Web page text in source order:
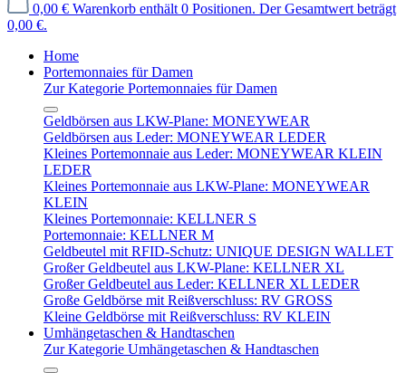
0,00 € Warenkorb enthält 0 Positionen. Der Gesamtwert beträgt
0,00 €.
Home
Portemonnaies für Damen
Zur Kategorie Portemonnaies für Damen
Geldbörsen aus LKW-Plane: MONEYWEAR
Geldbörsen aus Leder: MONEYWEAR LEDER
Kleines Portemonnaie aus Leder: MONEYWEAR KLEIN
LEDER
Kleines Portemonnaie aus LKW-Plane: MONEYWEAR
KLEIN
Kleines Portemonnaie: KELLNER S
Portemonnaie: KELLNER M
Geldbeutel mit RFID-Schutz: UNIQUE DESIGN WALLET
Großer Geldbeutel aus LKW-Plane: KELLNER XL
Großer Geldbeutel aus Leder: KELLNER XL LEDER
Große Geldbörse mit Reißverschluss: RV GROSS
Kleine Geldbörse mit Reißverschluss: RV KLEIN
Umhängetaschen & Handtaschen
Zur Kategorie Umhängetaschen & Handtaschen